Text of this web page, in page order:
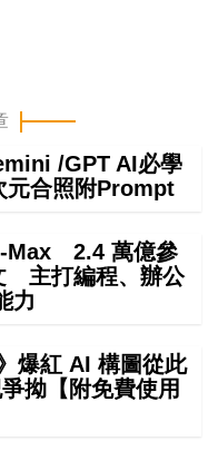
/GPT AI必學
元合照附Prompt
Max 2.4 萬億參
主打編程、辦公
力
爆紅 AI 構圖從此
拗【附免費使用